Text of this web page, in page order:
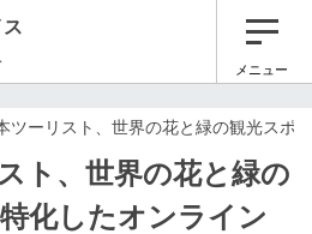
ス
メニュー
ツーリスト、世界の花と緑の観光スポ
ト、世界の花と緑の
化したオンライン